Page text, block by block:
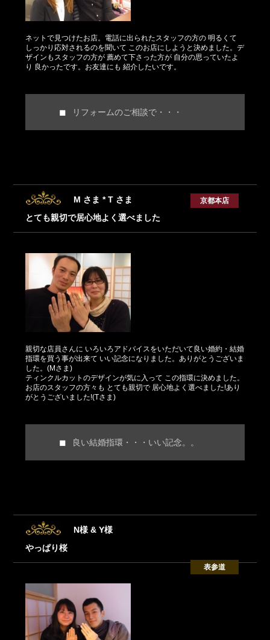
ネットで見つけたお店。電話に出られたスタッフの方の 明るくて
しっかり応対されるのを聞いて このお店にしようと決めました。デ
ザインもスタッフの方が 薦めて下さった方が 自分の思っていたよ
り 良かったです。お友達にも 紹介したいです。
リフォームのご相談で・・・
M さま * T さま
とても親切で居心地よく選べました
京都本店
親切な店員さんに いろいろアドバイスをいただいて良い婚約・結婚
指環を買う事が出来て いい記念になりました。ありがとうございま
した。(Mさま)
ティンクルカットのデザインが気に入って この指環に決めました。
お店のスタッフの方々も とても親切で 居心地よく選べました!あり
がとうございました!(Tさま)
良い結婚指環・・・いい記念。。
N様 & Y様
やっぱり桜
表参道